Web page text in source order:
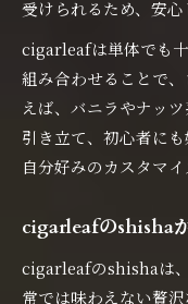
受けられるため、安心
cigarleafは単体でも
組み合わせることで
えば、バニラやナッ
引き立て、初心者に
自分好みのカスタマ
cigarleafのshisha
cigarleafのshishaは
常では味わえない贅